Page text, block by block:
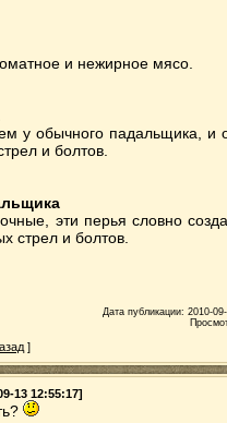
и нежирное мясо.
у обычного падальщика, и
и болтов.
эти перья словно
стрел и болтов.
Дата публикации: 2010-
]
13 12:55:17]